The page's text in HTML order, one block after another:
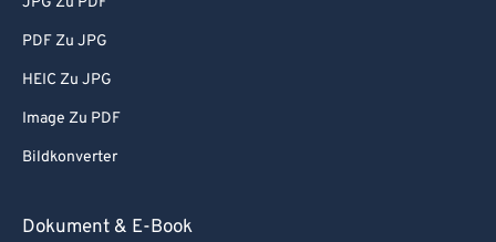
PDF Zu JPG
HEIC Zu JPG
Image Zu PDF
Bildkonverter
Dokument & E-Book